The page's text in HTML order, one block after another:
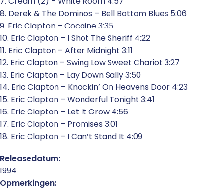
8. Derek & The Dominos – Bell Bottom Blues 5:06
9. Eric Clapton – Cocaine 3:35
10. Eric Clapton – I Shot The Sheriff 4:22
11. Eric Clapton – After Midnight 3:11
12. Eric Clapton – Swing Low Sweet Chariot 3:27
13. Eric Clapton – Lay Down Sally 3:50
14. Eric Clapton – Knockin’ On Heavens Door 4:23
15. Eric Clapton – Wonderful Tonight 3:41
16. Eric Clapton – Let It Grow 4:56
17. Eric Clapton – Promises 3:01
18. Eric Clapton – I Can’t Stand It 4:09
Releasedatum:
1994
Opmerkingen: